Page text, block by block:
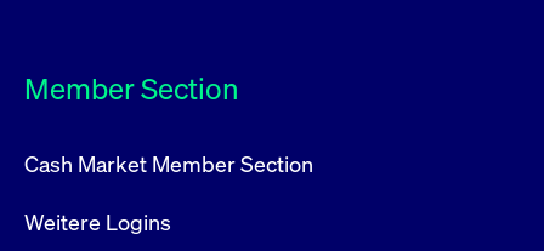
Member Section
Cash Market Member Section
Weitere Logins